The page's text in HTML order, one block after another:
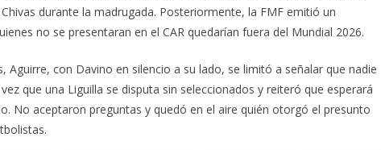
durante la madrugada. Posteriormente, la FMF emitió un
no se presentaran en el CAR quedarían fuera del Mundial 2026.
Aguirre, con Davino en silencio a su lado, se limitó a señalar que nadie
que una Liguilla se disputa sin seleccionados y reiteró que esperará
No aceptaron preguntas y quedó en el aire quién otorgó el presunto